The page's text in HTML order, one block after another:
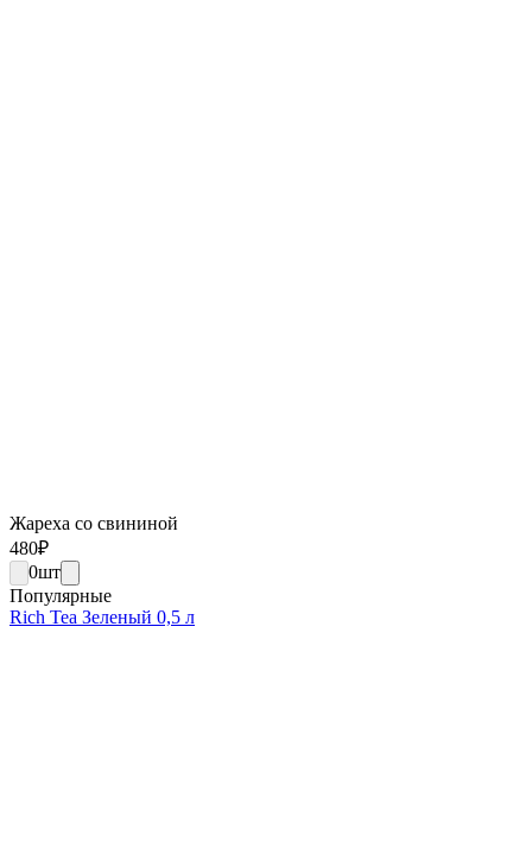
Жареха со свининой
480₽
0шт
Популярные
Rich Tea Зеленый 0,5 л